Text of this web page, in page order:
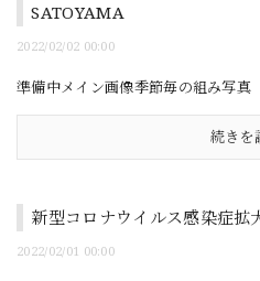
SATOYAMA
2022/02/02 00:00
準備中メイン画像季節毎の組み写真
続きを
新型コロナウイルス感染症拡
2022/02/01 00:00